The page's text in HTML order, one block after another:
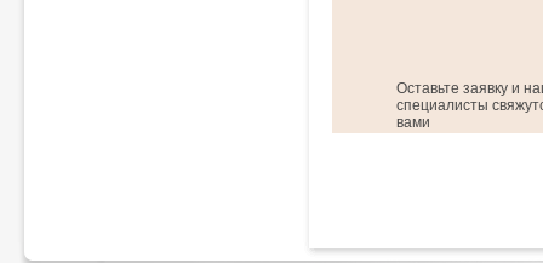
Оставьте заявку и
специалисты
вами